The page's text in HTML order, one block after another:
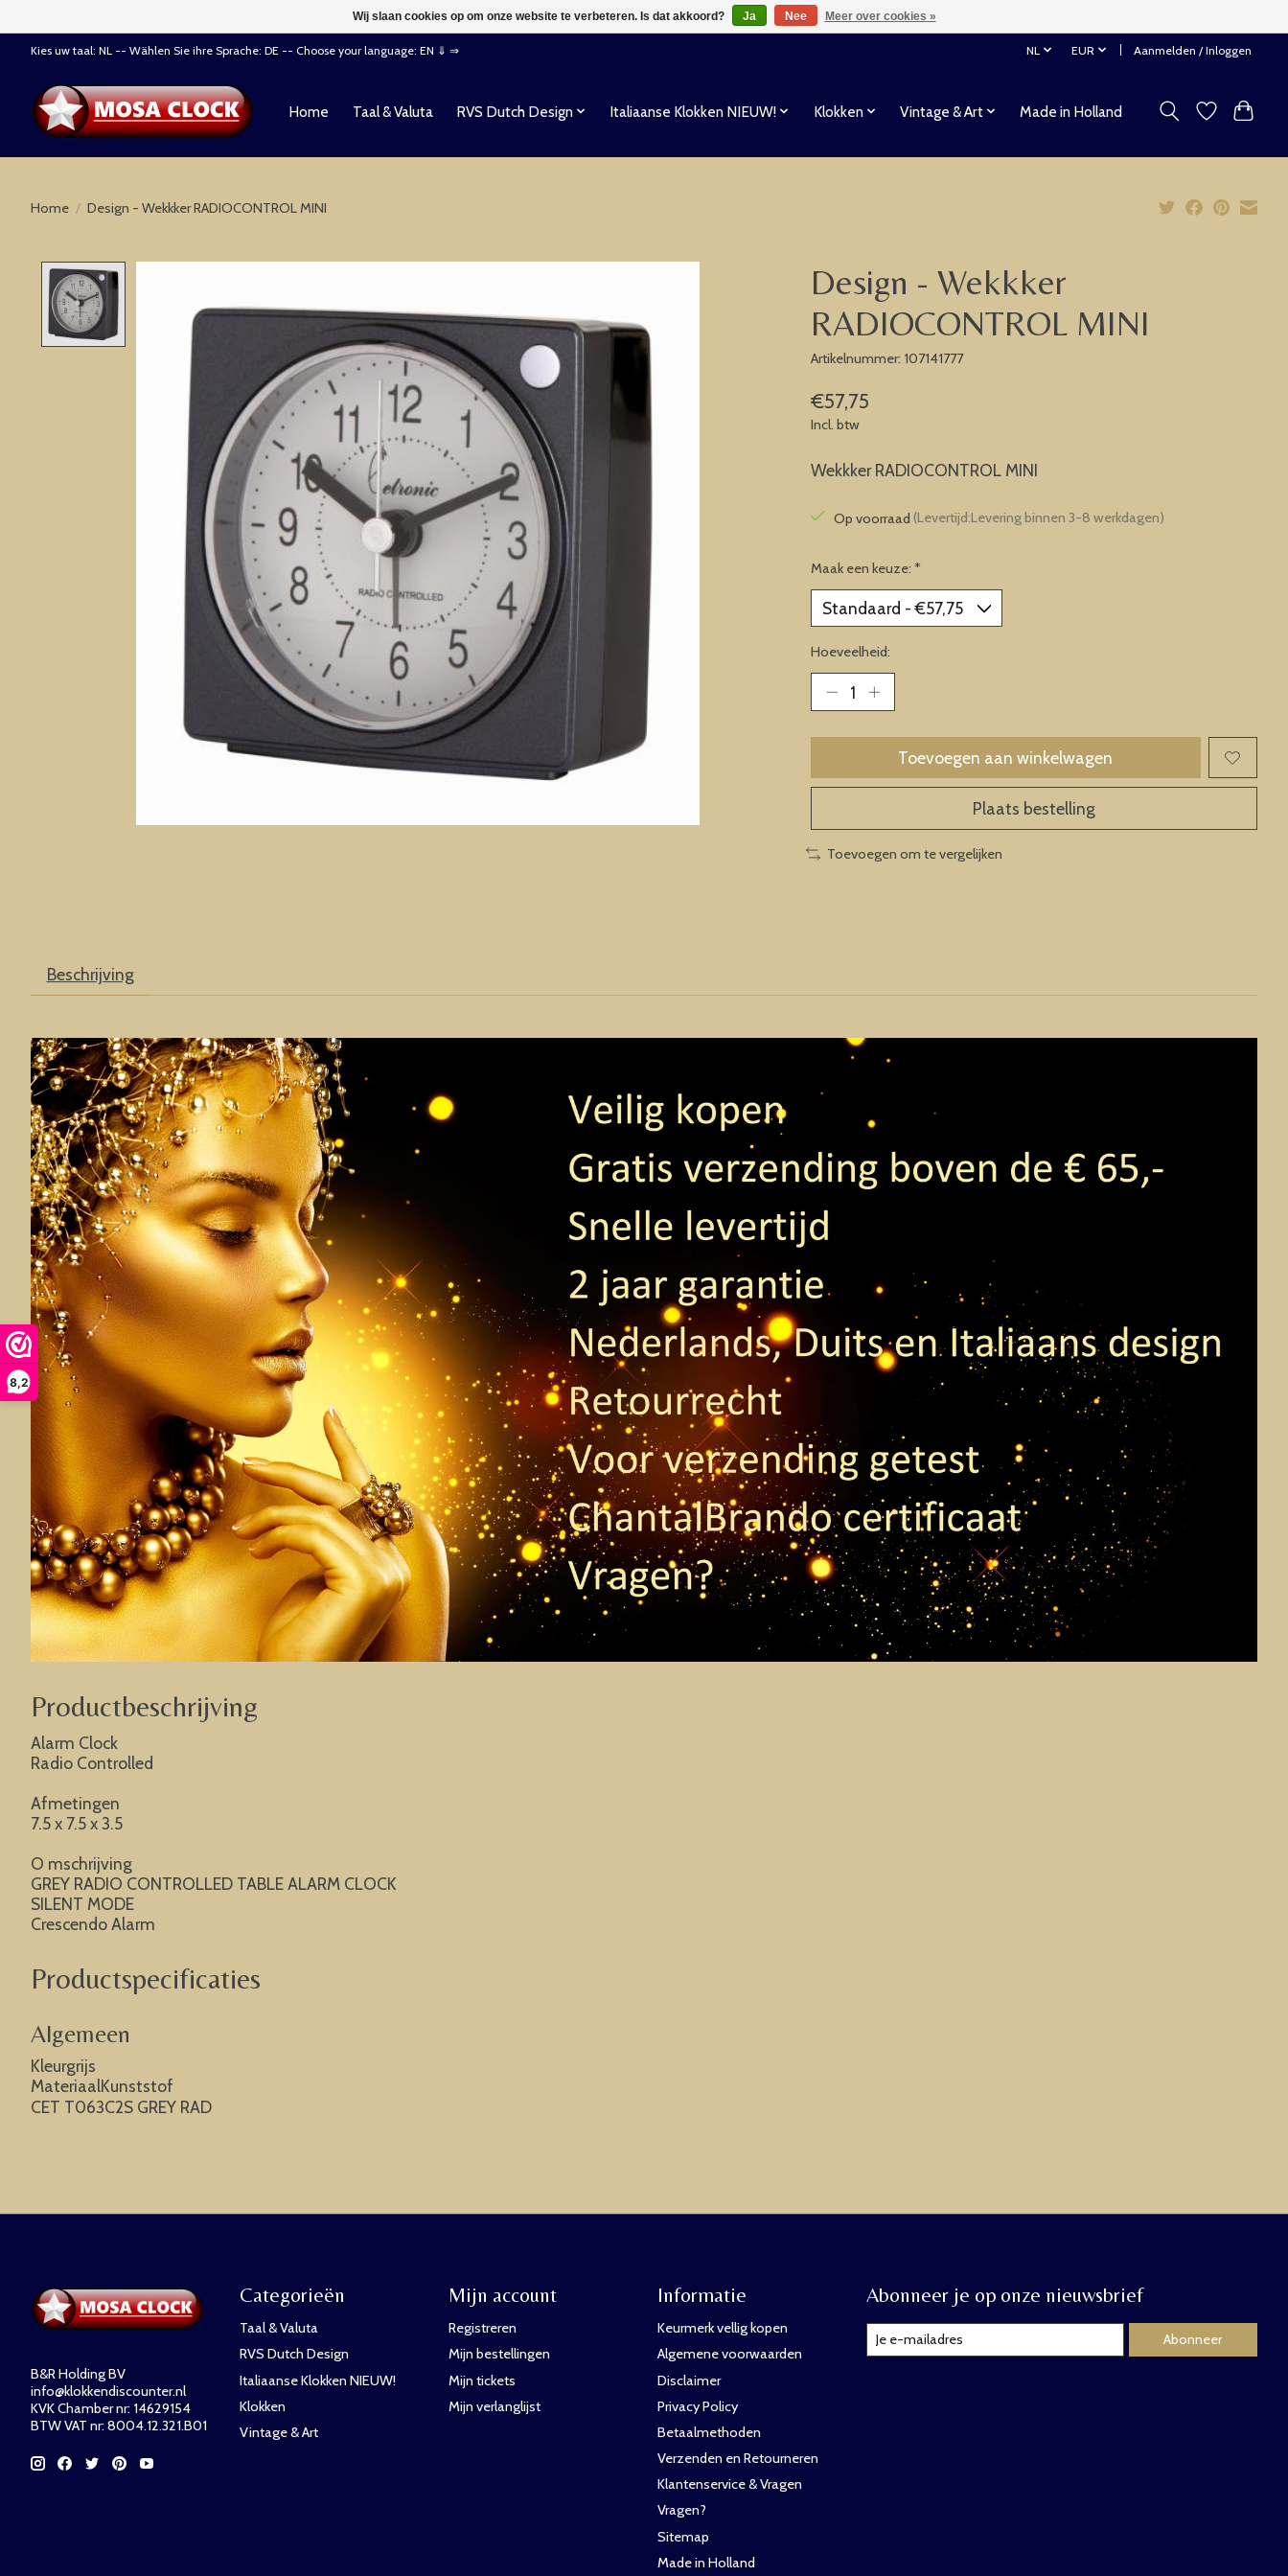
8,2
Kies uw taal: NL -- Wählen Sie ihre Sprache: DE -- Choose your language: EN ⇓ ⇒ NL EUR Aanmelden / Inloggen
Home Taal & Valuta RVS Dutch Design Italiaanse Klokken NIEUW! Klokken Vintage & Art Made in Holland
Home / Design - Wekkker RADIOCONTROL MINI
Design - Wekkker
RADIOCONTROL MINI
Artikelnummer: 107141777
€57,75
Incl. btw
Wekkker RADIOCONTROL MINI
Op voorraad (Levertijd:Levering binnen 3-8 werkdagen)
Maak een keuze: *
Hoeveelheid:
Toevoegen aan winkelwagen
Plaats bestelling
Toevoegen om te vergelijken
Beschrijving
Productbeschrijving
Alarm Clock
Radio Controlled
Afmetingen
7.5 x 7.5 x 3.5
O mschrijving
GREY RADIO CONTROLLED TABLE ALARM CLOCK
SILENT MODE
Crescendo Alarm
Productspecificaties
Algemeen
Kleurgrijs
MateriaalKunststof
CET T063C2S GREY RAD
B&R Holding BV
info@klokkendiscounter.nl
KVK Chamber nr: 14629154
BTW VAT nr: 8004.12.321.B01
Categorieën
Taal & Valuta
RVS Dutch Design
Italiaanse Klokken NIEUW!
Klokken
Vintage & Art
Mijn account
Registreren
Mijn bestellingen
Mijn tickets
Mijn verlanglijst
Informatie
Keurmerk vellig kopen
Algemene voorwaarden
Disclaimer
Privacy Policy
Betaalmethoden
Verzenden en Retourneren
Klantenservice & Vragen
Vragen?
Sitemap
Made in Holland
Abonneer je op onze nieuwsbrief
Abonneer
Wij slaan cookies op om onze website te verbeteren. Is dat akkoord? Ja Nee Meer over cookies »